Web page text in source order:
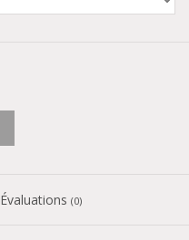
Évaluations (0)